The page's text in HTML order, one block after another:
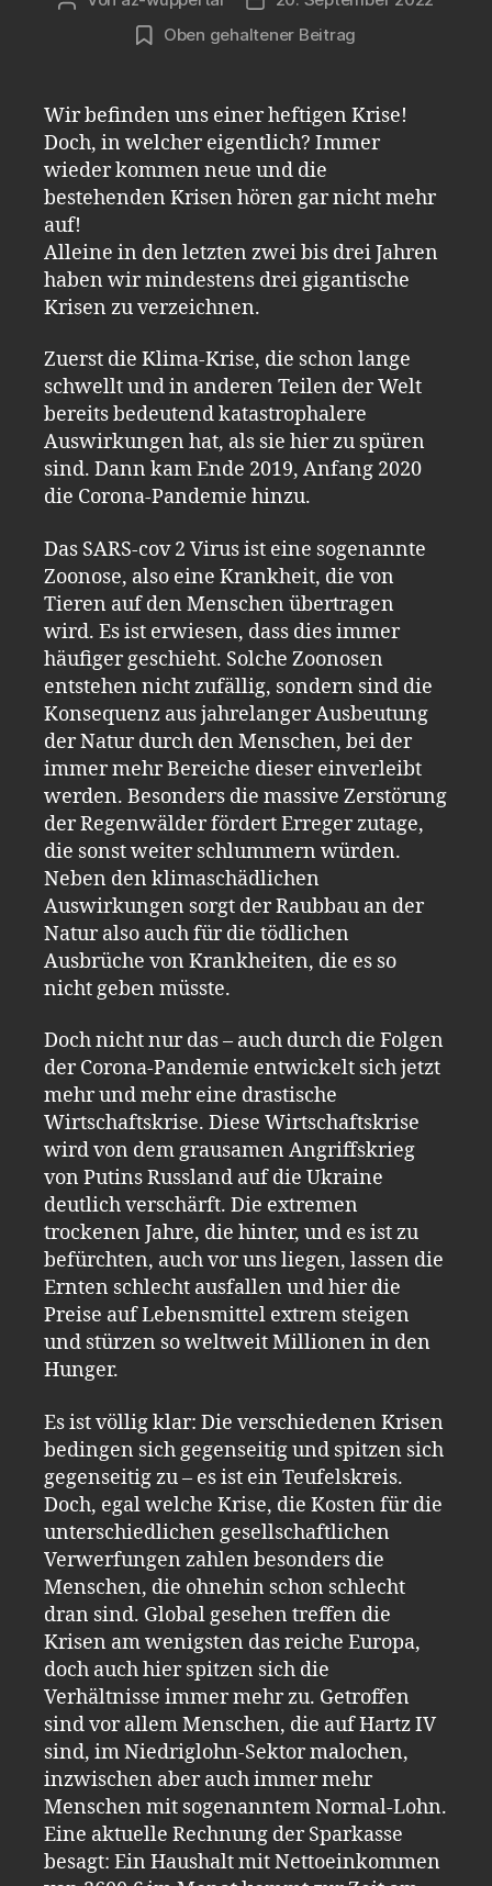
Oben gehaltener Beitrag
Wir befinden uns einer heftigen Krise!
Doch, in welcher eigentlich? Immer
wieder kommen neue und die
bestehenden Krisen hören gar nicht mehr
auf!
Alleine in den letzten zwei bis drei Jahren
haben wir mindestens drei gigantische
Krisen zu verzeichnen.
Zuerst die Klima-Krise, die schon lange
schwellt und in anderen Teilen der Welt
bereits bedeutend katastrophalere
Auswirkungen hat, als sie hier zu spüren
sind. Dann kam Ende 2019, Anfang 2020
die Corona-Pandemie hinzu.
Das SARS-cov 2 Virus ist eine sogenannte
Zoonose, also eine Krankheit, die von
Tieren auf den Menschen übertragen
wird. Es ist erwiesen, dass dies immer
häufiger geschieht. Solche Zoonosen
entstehen nicht zufällig, sondern sind die
Konsequenz aus jahrelanger Ausbeutung
der Natur durch den Menschen, bei der
immer mehr Bereiche dieser einverleibt
werden. Besonders die massive Zerstörung
der Regenwälder fördert Erreger zutage,
die sonst weiter schlummern würden.
Neben den klimaschädlichen
Auswirkungen sorgt der Raubbau an der
Natur also auch für die tödlichen
Ausbrüche von Krankheiten, die es so
nicht geben müsste.
Doch nicht nur das – auch durch die Folgen
der Corona-Pandemie entwickelt sich jetzt
mehr und mehr eine drastische
Wirtschaftskrise. Diese Wirtschaftskrise
wird von dem grausamen Angriffskrieg
von Putins Russland auf die Ukraine
deutlich verschärft. Die extremen
trockenen Jahre, die hinter, und es ist zu
befürchten, auch vor uns liegen, lassen die
Ernten schlecht ausfallen und hier die
Preise auf Lebensmittel extrem steigen
und stürzen so weltweit Millionen in den
Hunger.
Es ist völlig klar: Die verschiedenen Krisen
bedingen sich gegenseitig und spitzen sich
gegenseitig zu – es ist ein Teufelskreis.
Doch, egal welche Krise, die Kosten für die
unterschiedlichen gesellschaftlichen
Verwerfungen zahlen besonders die
Menschen, die ohnehin schon schlecht
dran sind. Global gesehen treffen die
Krisen am wenigsten das reiche Europa,
doch auch hier spitzen sich die
Verhältnisse immer mehr zu. Getroffen
sind vor allem Menschen, die auf Hartz IV
sind, im Niedriglohn-Sektor malochen,
inzwischen aber auch immer mehr
Menschen mit sogenanntem Normal-Lohn.
Eine aktuelle Rechnung der Sparkasse
besagt: Ein Haushalt mit Nettoeinkommen